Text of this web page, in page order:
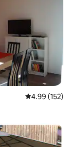
평점 4.99점(5
4.99 (152)